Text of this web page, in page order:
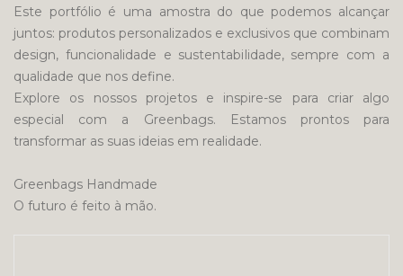
Este portfólio é uma amostra do que podemos alcançar
juntos: produtos personalizados e exclusivos que combinam
design, funcionalidade e sustentabilidade, sempre com a
qualidade que nos define.
Explore os nossos projetos e inspire-se para criar algo
especial com a Greenbags. Estamos prontos para
transformar as suas ideias em realidade.
Greenbags Handmade
O futuro é feito à mão.